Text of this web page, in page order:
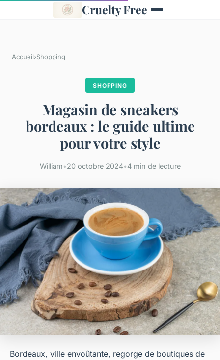
Cruelty Free
Accueil›Shopping
SHOPPING
Magasin de sneakers
bordeaux : le guide ultime
pour votre style
William•20 octobre 2024•4 min de lecture
Bordeaux, ville envoûtante, regorge de boutiques de